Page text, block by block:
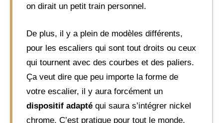
on dirait un petit train personnel.
De plus, il y a plein de modèles différents,
pour les escaliers qui sont tout droits ou ceux
qui tournent avec des courbes et des paliers.
Ça veut dire que peu importe la forme de
votre escalier, il y aura forcément un
dispositif adapté qui saura s’intégrer nickel
chrome. C’est pratique pour tout le monde.